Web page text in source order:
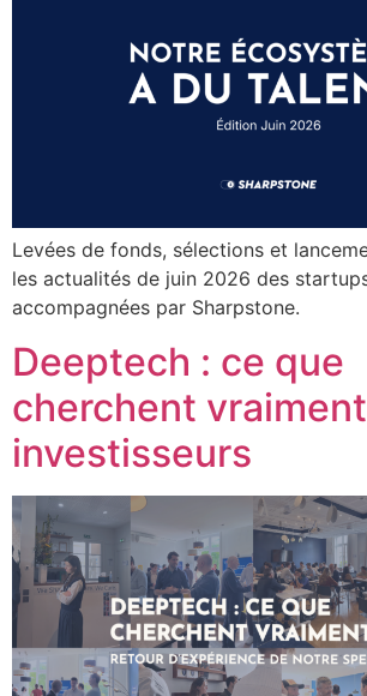
Levées de fonds, sélections et
les actualités de juin 2026 des
accompagnées par Sharpstone.
Deeptech : ce que
cherchent
investisseurs